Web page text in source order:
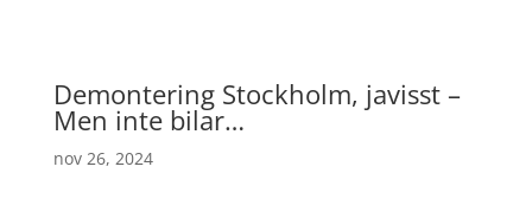
Demontering Stockholm, javisst –
Men inte bilar…
nov 26, 2024